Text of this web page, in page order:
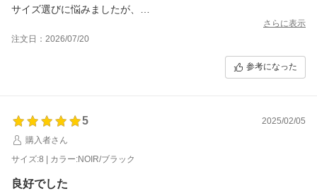
サイズ選びに悩みましたが、
足の長さ25.4センチ
さらに表示
注文日：2026/07/20
参考になった
5
2025/02/05
購入者さん
サイズ:8 | カラー:NOIR/ブラック
良好でした